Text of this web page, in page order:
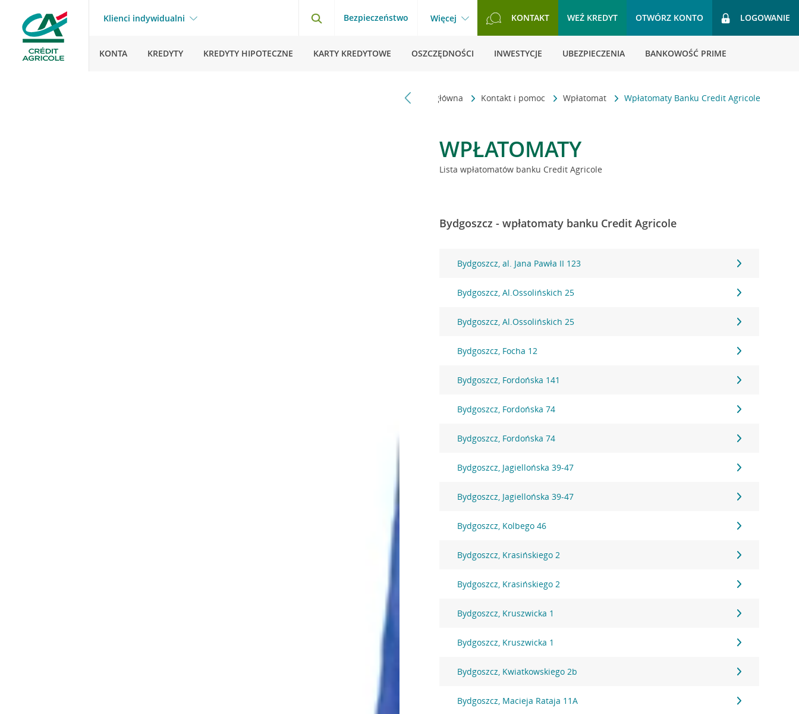
Klienci indywidualni Bezpieczeństwo Więcej KONTAKT WEŹ KREDYT OTWÓRZ KONTO LOGOWANIE
KONTA KREDYTY KREDYTY HIPOTECZNE KARTY KREDYTOWE OSZCZĘDNOŚCI INWESTYCJE UBEZPIECZENIA BANKOWOŚĆ PRIME
Strona główna Kontakt i pomoc Wpłatomat Wpłatomaty Banku Credit Agricole
WPŁATOMATY
Lista wpłatomatów banku Credit Agricole
Bydgoszcz - wpłatomaty banku Credit Agricole
Bydgoszcz, al. Jana Pawła II 123
Bydgoszcz, Al.Ossolińskich 25
Bydgoszcz, Al.Ossolińskich 25
Bydgoszcz, Focha 12
Bydgoszcz, Fordońska 141
Bydgoszcz, Fordońska 74
Bydgoszcz, Fordońska 74
Bydgoszcz, Jagiellońska 39-47
Bydgoszcz, Jagiellońska 39-47
Bydgoszcz, Kolbego 46
Bydgoszcz, Krasińskiego 2
Bydgoszcz, Krasińskiego 2
Bydgoszcz, Kruszwicka 1
Bydgoszcz, Kruszwicka 1
Bydgoszcz, Kwiatkowskiego 2b
Bydgoszcz, Macieja Rataja 11A